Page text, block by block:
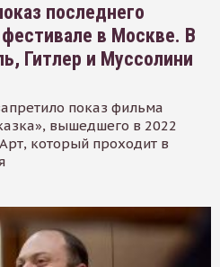
последнего
в Москве. В
Гитлер и Муссолини
показ фильма
вышедшего в 2022
который проходит в